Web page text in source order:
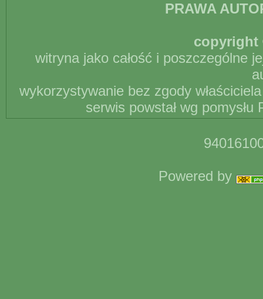
PRAWA
copyright
witryna jako całość i poszczególne
wykorzystywanie bez zgody
serwis powstał wg
Powered by